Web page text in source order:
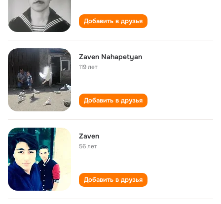
Добавить в друзья
Zaven Nahapetyan
119 лет
Добавить в друзья
Zaven
56 лет
Добавить в друзья